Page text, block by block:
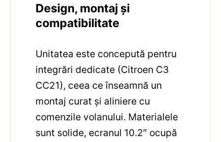
Design, montaj și
compatibilitate
Unitatea este concepută pentru
integrări dedicate (Citroen C3
CC21), ceea ce înseamnă un
montaj curat și aliniere cu
comenzile volanului. Materialele
sunt solide, ecranul 10.2″ ocupă